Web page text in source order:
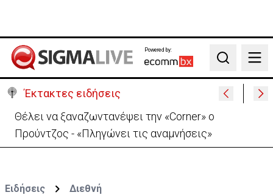
Powered by:
Search
Έκτακτες ειδήσεις
Ιράν: Απορρίπτει τη συμφωνία Σ. Αραβίας, Τουρκίας,
Πακιστάν-«Μόνο στα χαρτιά»
Ειδήσεις Διεθνή